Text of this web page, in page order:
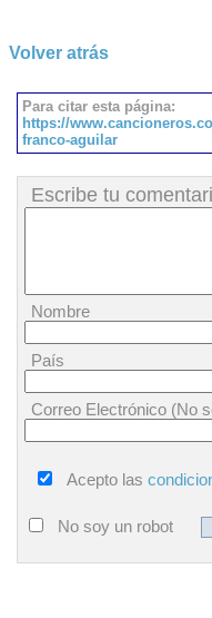
Volver atrás
Para citar esta página:
https://
franco-aguilar
Escribe tu
Nombre
País
Correo Electrónico (No
Acepto las
No soy un robot